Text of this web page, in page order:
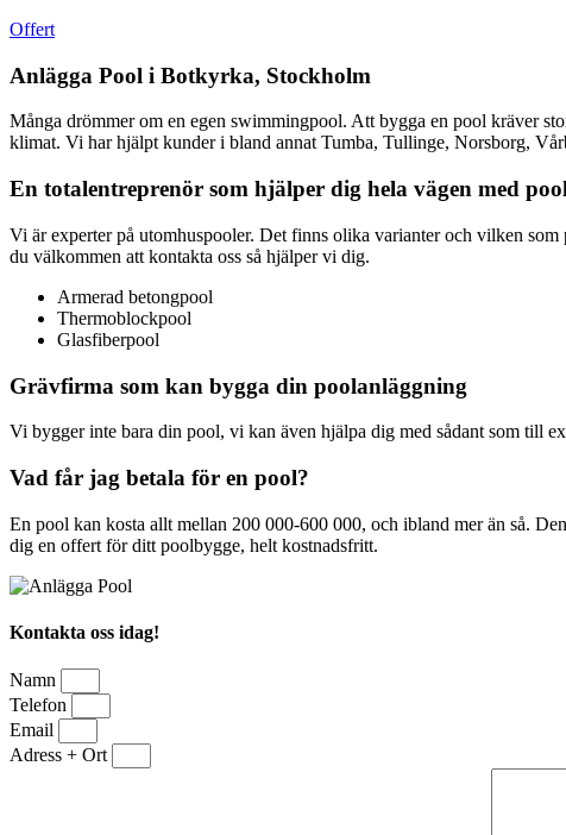
Offert
Anlägga Pool i Botkyrka, Stockholm
Många drömmer om en egen swimmingpool. Att bygga en pool kräver
klimat. Vi har hjälpt kunder i bland annat Tumba, Tullinge, Norsborg,
En totalentreprenör som hjälper dig hela vägen med
Vi är experter på utomhuspooler. Det finns olika varianter och vilken
du välkommen att kontakta oss så hjälper vi dig.
Armerad betongpool
Thermoblockpool
Glasfiberpool
Grävfirma som kan bygga din poolanläggning
Vi bygger inte bara din pool, vi kan även hjälpa dig med sådant som till
Vad får jag betala för en pool?
En pool kan kosta allt mellan 200 000-600 000, och ibland mer än så.
dig en offert för ditt poolbygge, helt kostnadsfritt.
Kontakta oss idag!
Namn
Telefon
Email
Adress + Ort